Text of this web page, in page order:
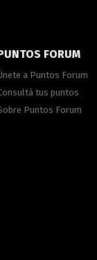
FORUM
a Puntos Forum
tus puntos
Puntos Forum